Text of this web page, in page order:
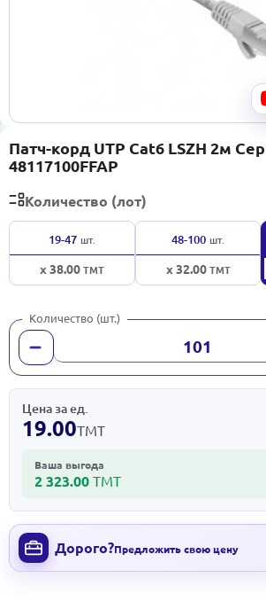
Патч-корд UTP Cat6 LSZH 2м
48117100FFAP
Количество (лот)
19-47 шт.
x 38.00ТМТ
48-100 шт.
x 32.00ТМТ
Количество (шт.)
Цена за ед.
19.00ТМТ
Ваша выгода
2 323.00 ТМТ
Дорого?Предложить свою цену